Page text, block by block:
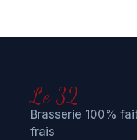
Le 32
Brasserie 100%
frais